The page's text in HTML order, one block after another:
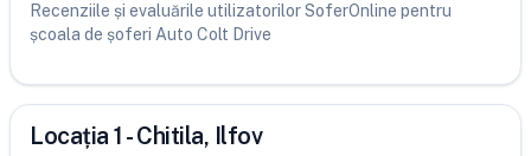
Recenziile și evaluările utilizatorilor SoferOnline pentru
școala de șoferi Auto Colt Drive
Locația 1 - Chitila, Ilfov